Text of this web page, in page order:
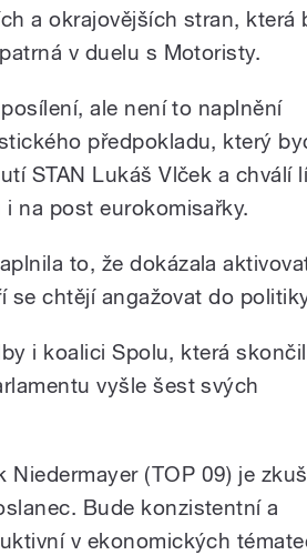
a okrajovějších stran, která
v duelu s Motoristy.
ale není to naplnění
předpokladu, který
STAN Lukáš Vlček a chválí
na post eurokomisařky.
to, že dokázala
chtějí angažovat do
i koalici Spolu, která
vyšle šest svých
Niedermayer (TOP 09) je
Bude konzistentní a
v ekonomických